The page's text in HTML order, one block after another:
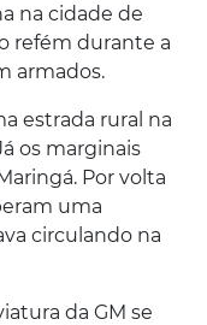
na cidade de
refém durante a
armados.
estrada rural na
os marginais
Por volta
uma
circulando na
da GM se